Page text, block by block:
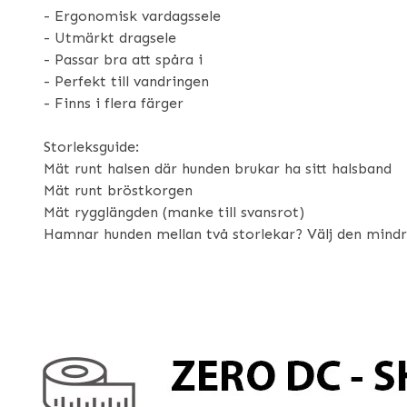
- Ergonomisk vardagssele
- Utmärkt dragsele
- Passar bra att spåra i
- Perfekt till vandringen
- Finns i flera färger
Storleksguide:
Mät runt halsen där hunden brukar ha sitt halsband
Mät runt bröstkorgen
Mät rygglängden (manke till svansrot)
Hamnar hunden mellan två storlekar? Välj den